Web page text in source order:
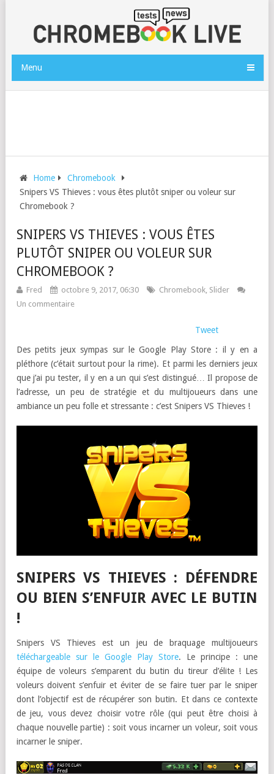
Menu
Home
Chromebook
Snipers VS Thieves : vous êtes plutôt sniper ou voleur sur
Chromebook ?
SNIPERS VS THIEVES : VOUS ÊTES
PLUTÔT SNIPER OU VOLEUR SUR
CHROMEBOOK ?
Fred octobre 9, 2017, 06:30 Chromebook, Slider
Un commentaire
Tweet
Des petits jeux sympas sur le Google Play Store : il y en a
pléthore (c’était surtout pour la rime). Et parmi les derniers jeux
que j’ai pu tester, il y en a un qui s’est distingué… Il propose de
l’adresse, un peu de stratégie et du multijoueurs dans une
ambiance un peu folle et stressante : c’est Snipers VS Thieves !
SNIPERS VS THIEVES : DÉFENDRE
OU BIEN S’ENFUIR AVEC LE BUTIN
!
Snipers VS Thieves est un jeu de braquage multijoueurs
téléchargeable sur le Google Play Store. Le principe : une
équipe de voleurs s’emparent du butin du tireur d’élite ! Les
voleurs doivent s’enfuir et éviter de se faire tuer par le sniper
dont l’objectif est de récupérer son butin. Et dans ce contexte
de jeu, vous devez choisir votre rôle (qui peut être choisi à
chaque nouvelle partie) : soit vous incarner un voleur, soit vous
incarner le sniper.